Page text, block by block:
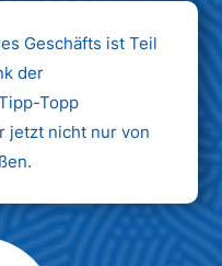
Geschäfts ist Teil
der
Topp
jetzt nicht nur von